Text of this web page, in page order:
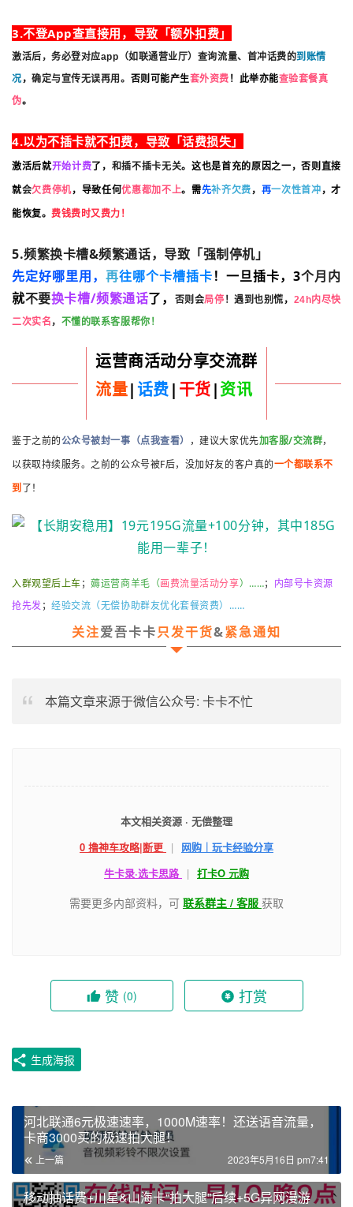
3.不登App查直接用 ，导致 「额外扣费」
激活后，务必登对应app（如联通营业厅）查询流量、首冲话费 的到账情
况 ，确定与宣传无误再用。 否则可能产生套外资费 ！此举亦能查验套餐真
伪。
4.以为不插卡就不扣费，导致「话费损失」
激活后就开始计费 了， 和插不插卡无关。这也是首充的原因之一，否则直接
就会欠费停机，导致任何优惠都加不上。需先补齐欠费 ， 再一次性首冲 ，才
能恢复。费钱费时又费力！
5.频繁换卡槽&频繁通话，导致「强制停机」
先定好哪里用，再往哪个卡槽插卡！一旦插卡，3个月内
就不要换卡槽/频繁通话了， 否则会局停 ！遇到也别慌 ， 24h内尽快
二次实名 ， 不懂的联系客服帮你！
运营商活动分享交流群
流量|话费| 干货|资讯
鉴于之前的公众号被封一事（点我查看） ，建议大家优先加客服/交流群，
以获取持续服务。之前的公众号被F后，没加好友的客户真的一个都联系不
到 了！
入群观望后上车；薅运营商羊毛（画费流量活动分享）……； 内部号卡资源
抢先发；经验交流 （无偿协助群友优化套餐资费）……
关注爱吾卡卡只发干货&紧急通知
本篇文章来源于微信公众号: 卡卡不忙
本文相关资源 · 无偿整理
0 撸神车攻略|断更 |
网购｜玩卡经验分享
牛卡录·选卡思路 | 打卡O 元购
需要更多内部资料，可 联系群主 / 客服 获取
赞 (0) 打赏
生成海报
河北联通6元极速速率，1000M速率！还送语音流量，
卡商3000买的极速拍大腿！
上一篇 2023年5月16日 pm7:41
移动抽话费+川星&山海卡“拍大腿”后续+5G异网漫游